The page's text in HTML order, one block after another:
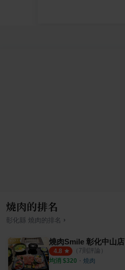
燒肉的排名
彰化縣 燒肉的排名 ›
燒肉Smile 彰化中山店
4.8 （ 7則評論）
均消 $320 ・ 燒肉